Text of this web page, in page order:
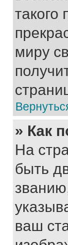
такого
миру
» Как
На
быть
ваш